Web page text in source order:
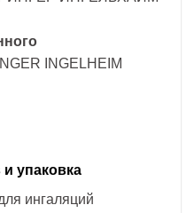
INGELHEIM
упаковка
ингаляций